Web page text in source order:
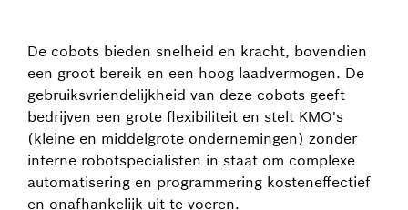
De cobots bieden snelheid en kracht, bovendien
een groot bereik en een hoog laadvermogen. De
gebruiksvriendelijkheid van deze cobots geeft
bedrijven een grote flexibiliteit en stelt KMO's
(kleine en middelgrote ondernemingen) zonder
interne robotspecialisten in staat om complexe
automatisering en programmering kosteneffectief
en onafhankelijk uit te voeren.